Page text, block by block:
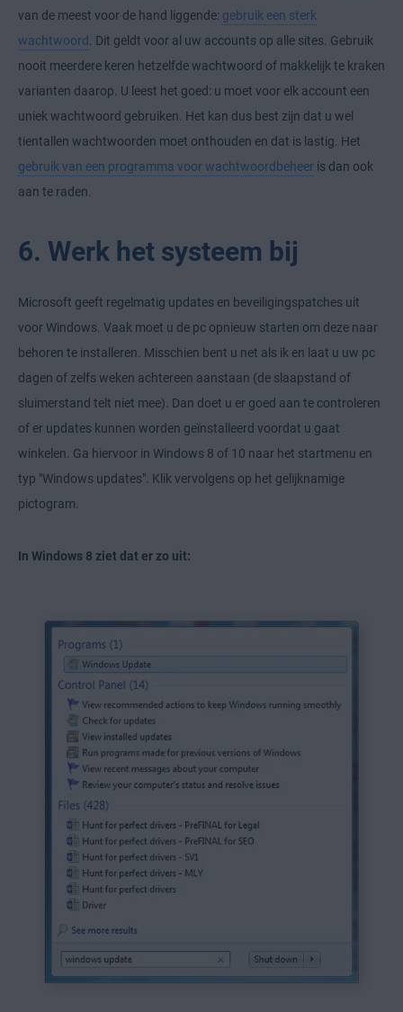
van de meest voor de hand liggende: gebruik een sterk
wachtwoord
. Dit geldt voor al uw accounts op alle sites. Gebruik
nooit meerdere keren hetzelfde wachtwoord of makkelijk te kraken
varianten daarop. U leest het goed: u moet voor elk account een
uniek wachtwoord gebruiken. Het kan dus best zijn dat u wel
tientallen wachtwoorden moet onthouden en dat is lastig. Het
gebruik van een programma voor wachtwoordbeheer is dan ook
aan te raden.
6. Werk het systeem bij
Microsoft geeft regelmatig updates en beveiligingspatches uit
voor Windows. Vaak moet u de pc opnieuw starten om deze naar
behoren te installeren. Misschien bent u net als ik en laat u uw pc
dagen of zelfs weken achtereen aanstaan (de slaapstand of
sluimerstand telt niet mee). Dan doet u er goed aan te controleren
of er updates kunnen worden geïnstalleerd voordat u gaat
winkelen. Ga hiervoor in Windows 8 of 10 naar het startmenu en
typ "Windows updates". Klik vervolgens op het gelijknamige
pictogram.
In Windows 8 ziet dat er zo uit: